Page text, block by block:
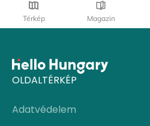
Térkép Magazin
OLDALTÉRKÉP
Adatvédelem